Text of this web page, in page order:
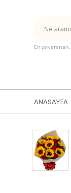
En çok aranan:
ANASAYFA